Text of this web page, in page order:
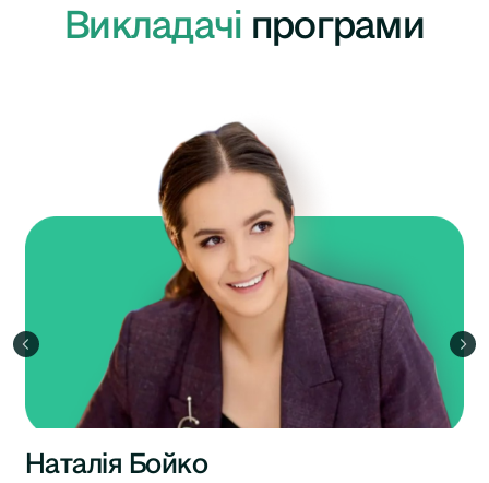
Викладачі програми
Наталія Бойко